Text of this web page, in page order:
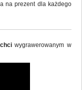
na prezent dla każdego
wygrawerowanym w